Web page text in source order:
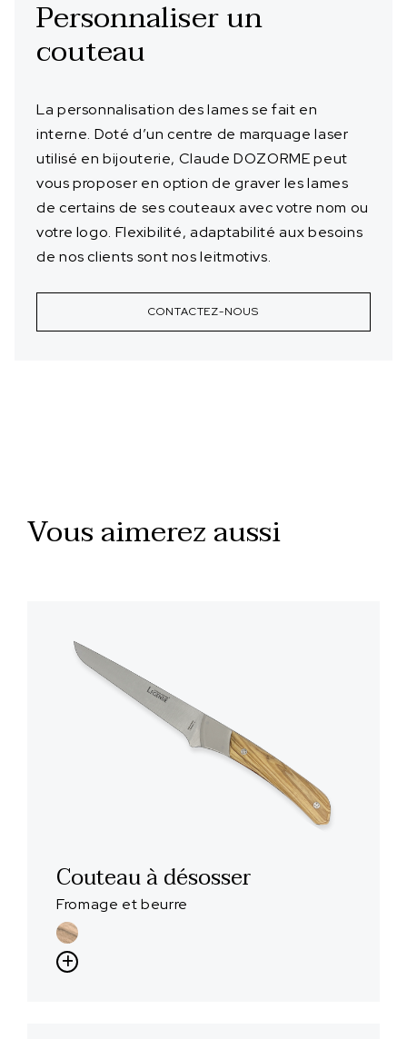
Personnaliser un
couteau
La personnalisation des lames se fait en
interne. Doté d’un centre de marquage laser
utilisé en bijouterie, Claude DOZORME peut
vous proposer en option de graver les lames
de certains de ses couteaux avec votre nom ou
votre logo. Flexibilité, adaptabilité aux besoins
de nos clients sont nos leitmotivs.
CONTACTEZ-NOUS
Vous aimerez aussi
Couteau à désosser
Fromage et beurre